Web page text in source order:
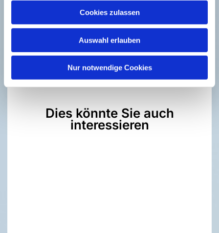
Cookies zulassen
Auswahl erlauben
Nur notwendige Cookies
Dorothea Goudefroy
Superintendentin des Evangelischen Kirchenkreises
Dies könnte Sie auch
interessieren